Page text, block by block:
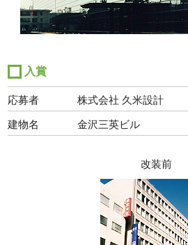
入賞
応募者 株式会社 久米設計
建物名 金沢三英ビル
改装前